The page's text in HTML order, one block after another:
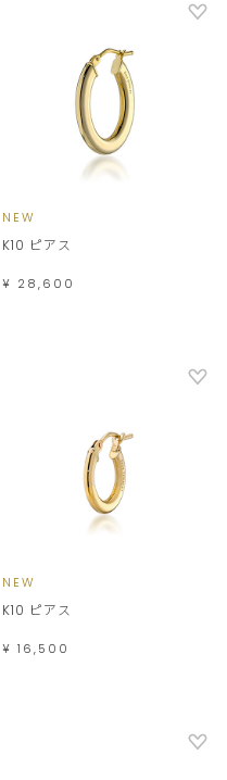
NEW
K10 ピアス
¥ 28,600
NEW
K10 ピアス
¥ 16,500